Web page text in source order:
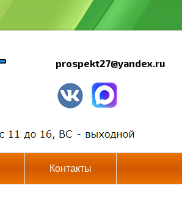
prospekt27@yandex.ru
Контакты